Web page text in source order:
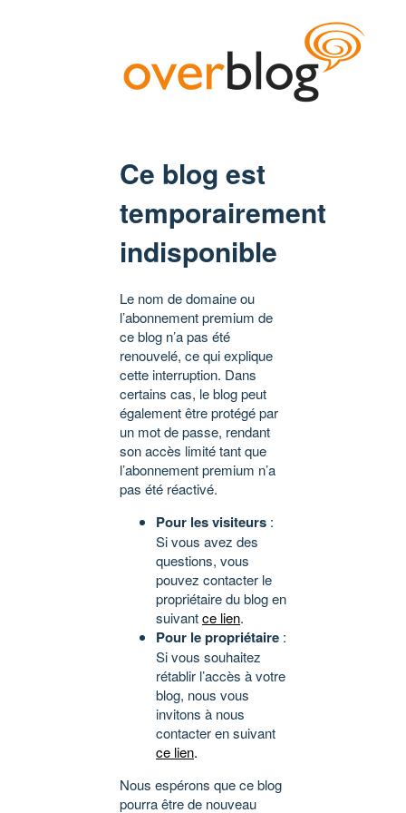
Ce blog est
temporairement
indisponible
Le nom de domaine ou
l’abonnement premium de
ce blog n’a pas été
renouvelé, ce qui explique
cette interruption. Dans
certains cas, le blog peut
également être protégé par
un mot de passe, rendant
son accès limité tant que
l’abonnement premium n’a
pas été réactivé.
Pour les visiteurs :
Si vous avez des
questions, vous
pouvez contacter le
propriétaire du blog en
suivantce lien.
Pour le propriétaire :
Si vous souhaitez
rétablir l’accès à votre
blog, nous vous
invitons à nous
contacter en suivant
ce lien.
Nous espérons que ce blog
pourra être de nouveau